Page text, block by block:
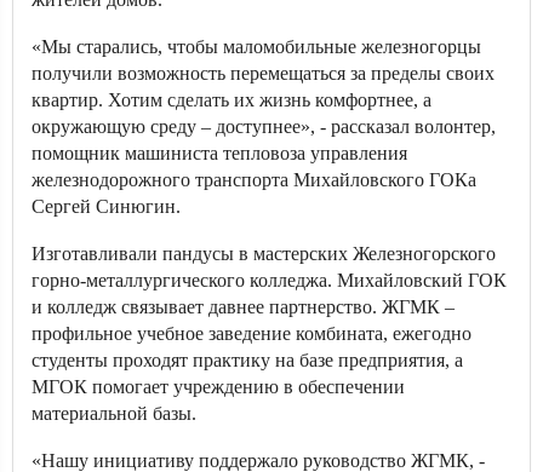
«Мы старались, чтобы маломобильные железногорцы
получили возможность перемещаться за пределы своих
квартир. Хотим сделать их жизнь комфортнее, а
окружающую среду – доступнее», - рассказал волонтер,
помощник машиниста тепловоза управления
железнодорожного транспорта Михайловского ГОКа
Сергей Синюгин.
Изготавливали пандусы в мастерских Железногорского
горно-металлургического колледжа. Михайловский ГОК
и колледж связывает давнее партнерство. ЖГМК –
профильное учебное заведение комбината, ежегодно
студенты проходят практику на базе предприятия, а
МГОК помогает учреждению в обеспечении
материальной базы.
«Нашу инициативу поддержало руководство ЖГМК, -